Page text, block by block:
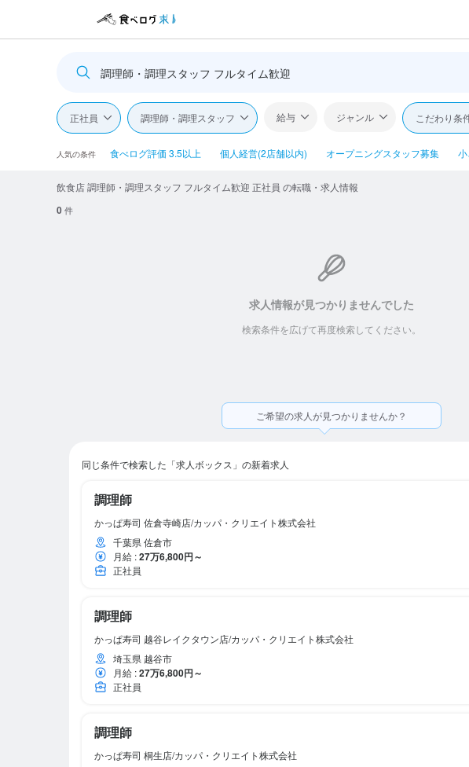
調理師・調理スタッフ フルタイム歓迎
正社員 調理師・調理スタッフ 給与 ジャンル こだわり条
人気の条件 食べログ評価 3.5以上 個人経営(2店舗以内) オープニングスタッフ募集
飲食店 調理師・調理スタッフ フルタイム歓迎 正社員 の転職・求人情報
0件
求人情報が見つかりませんでした
検索条件を広げて再度検索してください。
ご希望の求人が見つかりませんか？
同じ条件で検索した「求人ボックス」の新着求人
調理師
かっぱ寿司 佐倉寺崎店/カッパ・クリエイト株式会社
千葉県 佐倉市
月給 :27万6,800円～
正社員
調理師
かっぱ寿司 越谷レイクタウン店/カッパ・クリエイト株式会社
埼玉県 越谷市
月給 :27万6,800円～
正社員
調理師
かっぱ寿司 桐生店/カッパ・クリエイト株式会社